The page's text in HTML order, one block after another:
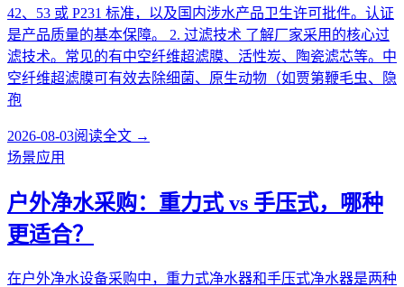
42、53 或 P231 标准，以及国内涉水产品卫生许可批件。认证
是产品质量的基本保障。 2. 过滤技术 了解厂家采用的核心过
滤技术。常见的有中空纤维超滤膜、活性炭、陶瓷滤芯等。中
空纤维超滤膜可有效去除细菌、原生动物（如贾第鞭毛虫、隐
孢
2026-08-03阅读全文 →
场景应用
户外净水采购：重力式 vs 手压式，哪种
更适合？
在户外净水设备采购中，重力式净水器和手压式净水器是两种